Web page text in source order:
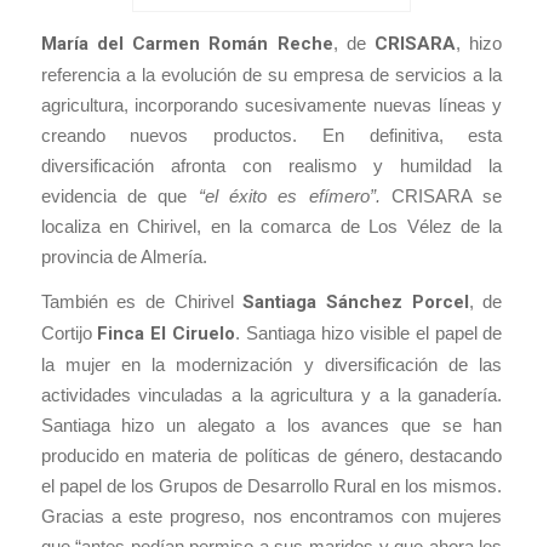
María del Carmen Román Reche, de CRISARA, hizo
referencia a la evolución de su empresa de servicios a la
agricultura, incorporando sucesivamente nuevas líneas y
creando nuevos productos. En definitiva, esta
diversificación afronta con realismo y humildad la
evidencia de que “el éxito es efímero”. CRISARA se
localiza en Chirivel, en la comarca de Los Vélez de la
provincia de Almería.
También es de ChirivelSantiaga Sánchez Porcel , de
Cortijo Finca El Ciruelo. Santiaga hizo visible el papel de
la mujer en la modernización y diversificación de las
actividades vinculadas a la agricultura y a la ganadería.
Santiaga hizo un alegato a los avances que se han
producido en materia de políticas de género, destacando
el papel de los Grupos de Desarrollo Rural en los mismos.
Gracias a este progreso, nos encontramos con mujeres